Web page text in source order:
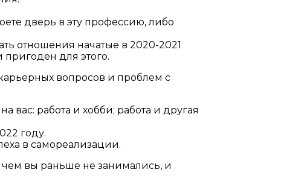
дверь в эту профессию, либо
отношения начатые в 2020-2021
пригоден для этого.
вопросов и проблем с
вас: работа и хобби; работа и другая
году.
в самореализации.
чем вы раньше не занимались, и